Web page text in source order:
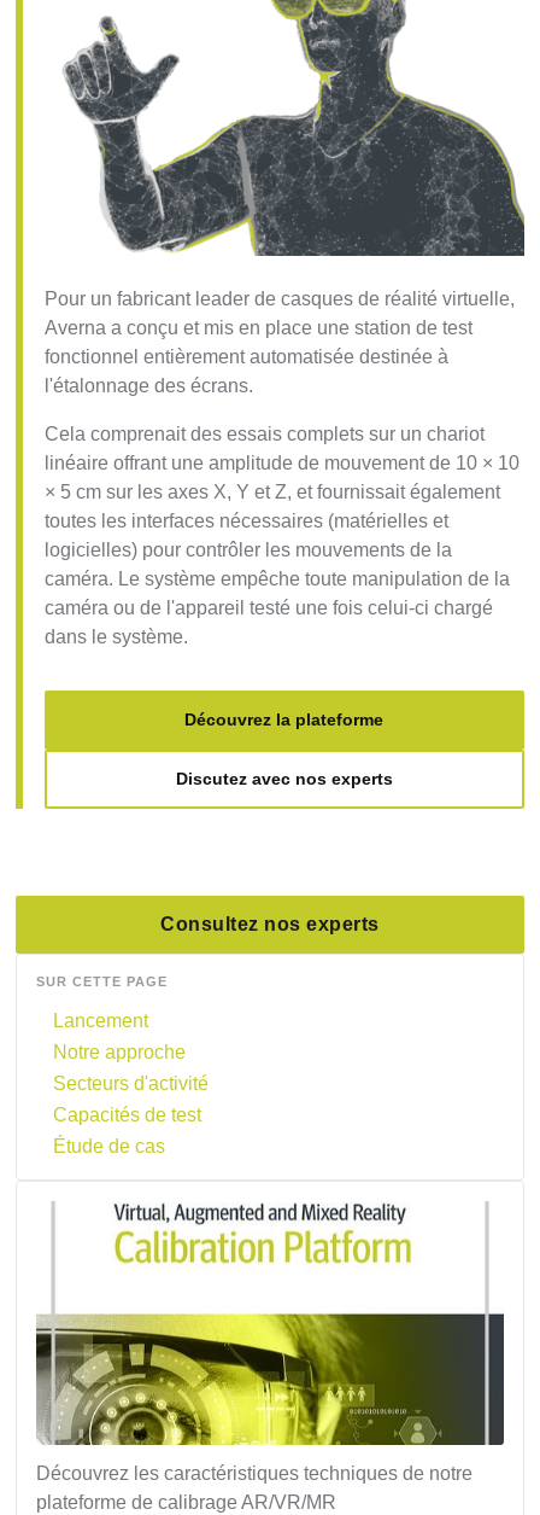
Pour un fabricant leader de casques de réalité virtuelle,
Averna a conçu et mis en place une station de test
fonctionnel entièrement automatisée destinée à
l'étalonnage des écrans.
Cela comprenait des essais complets sur un chariot
linéaire offrant une amplitude de mouvement de 10 × 10
× 5 cm sur les axes X, Y et Z, et fournissait également
toutes les interfaces nécessaires (matérielles et
logicielles) pour contrôler les mouvements de la
caméra. Le système empêche toute manipulation de la
caméra ou de l'appareil testé une fois celui-ci chargé
dans le système.
Découvrez la plateforme
Discutez avec nos experts
Consultez nos experts
SUR CETTE PAGE
Lancement
Notre approche
Secteurs d'activité
Capacités de test
Étude de cas
Découvrez les caractéristiques techniques de notre
plateforme de calibrage AR/VR/MR